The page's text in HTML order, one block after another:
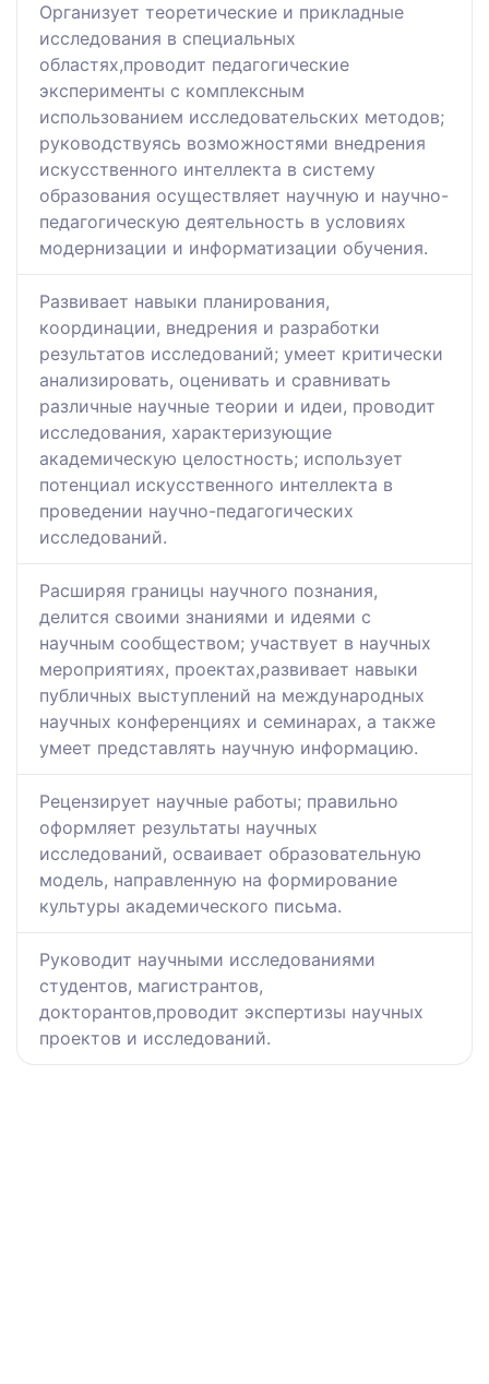
Организует теоретические и прикладные
исследования в специальных
областях,проводит педагогические
эксперименты с комплексным
использованием исследовательских методов;
руководствуясь возможностями внедрения
искусственного интеллекта в систему
образования осуществляет научную и научно-
педагогическую деятельность в условиях
модернизации и информатизации обучения.
Развивает навыки планирования,
координации, внедрения и разработки
результатов исследований; умеет критически
анализировать, оценивать и сравнивать
различные научные теории и идеи, проводит
исследования, характеризующие
академическую целостность; использует
потенциал искусственного интеллекта в
проведении научно-педагогических
исследований.
Расширяя границы научного познания,
делится своими знаниями и идеями с
научным сообществом; участвует в научных
мероприятиях, проектах,развивает навыки
публичных выступлений на международных
научных конференциях и семинарах, а также
умеет представлять научную информацию.
Рецензирует научные работы; правильно
оформляет результаты научных
исследований, осваивает образовательную
модель, направленную на формирование
культуры академического письма.
Руководит научными исследованиями
студентов, магистрантов,
докторантов,проводит экспертизы научных
проектов и исследований.